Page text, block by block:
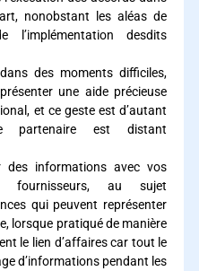
nonobstant les aléas de
desdits
des moments difficiles,
une aide précieuse
et ce geste est d’autant
partenaire est distant
informations avec vos
fournisseurs, au sujet
qui peuvent représenter
lorsque pratiqué de manière
le lien d’affaires car tout le
d’informations pendant les